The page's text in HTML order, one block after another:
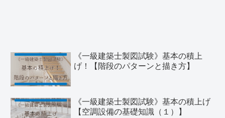
《一級建築士製図試験》基本の積上
げ！【階段のパターンと描き方】
《一級建築士製図試験》基本の積上げ
【空調設備の基礎知識（１）】